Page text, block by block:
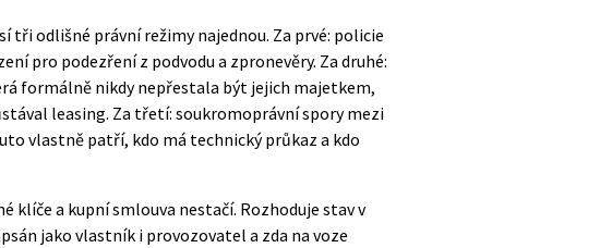
tři odlišné právní režimy najednou. Za prvé: policie
pro podezření z podvodu a zpronevěry. Za druhé:
formálně nikdy nepřestala být jejich majetkem,
leasing. Za třetí: soukromoprávní spory mezi
vlastně patří, kdo má technický průkaz a kdo
klíče a kupní smlouva nestačí. Rozhoduje stav v
jako vlastník i provozovatel a zda na voze